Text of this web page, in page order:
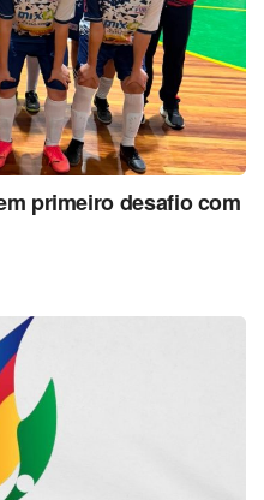
primeiro desafio com